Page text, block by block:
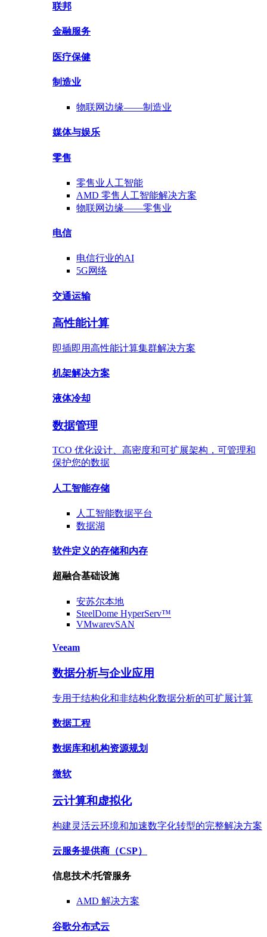
联邦
金融服务
医疗保健
制造业
物联网边缘——制造业
媒体与娱乐
零售
零售业 人工智能
AMD 零售人工智能解决方案
物联网边缘——零售业
电信
电信行业的AI
5G网络
交通运输
高性能计算
即插即用高性能计算集群解决方案
机架解决方案
液体冷却
数据管理
TCO 优化设计、高密度和可扩展架构，可管理和
保护您的数据
人工智能存储
人工智能数据平台
数据湖
软件定义的存储和内存
超融合基础设施
安苏尔本地
SteelDome HyperServ™
VMwarevSAN
Veeam
数据分析与企业应用
专用于结构化和非结构化数据分析的可扩展计算
数据工程
数据库和机构资源规划
微软
云计算和虚拟化
构建灵活云环境和加速数字化转型的完整解决方案
云服务提供商 （CSP）
信息技术/托管服务
AMD 解决方案
谷歌分布式云